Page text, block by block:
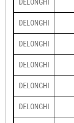
DELONGHI
DELONGHI
DELONGHI
DELONGHI
DELONGHI
DELONGHI